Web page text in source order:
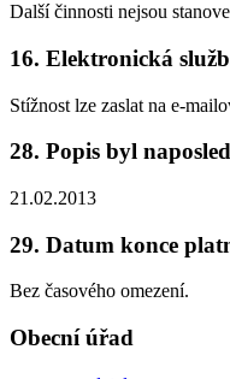
Další činnosti nejsou
16. Elektronická
Stížnost lze zaslat na e-
28. Popis byl
21.02.2013
29. Datum konce
Bez časového omezení.
Obecní úřad